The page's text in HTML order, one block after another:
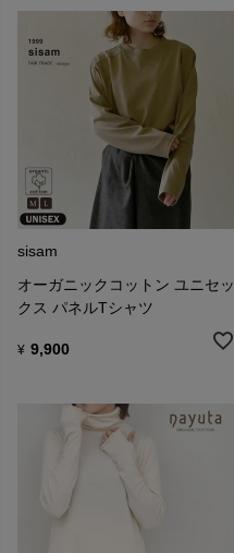
sisam
オーガニックコットン ユニセッ
クス パネルTシャツ
¥ 9,900